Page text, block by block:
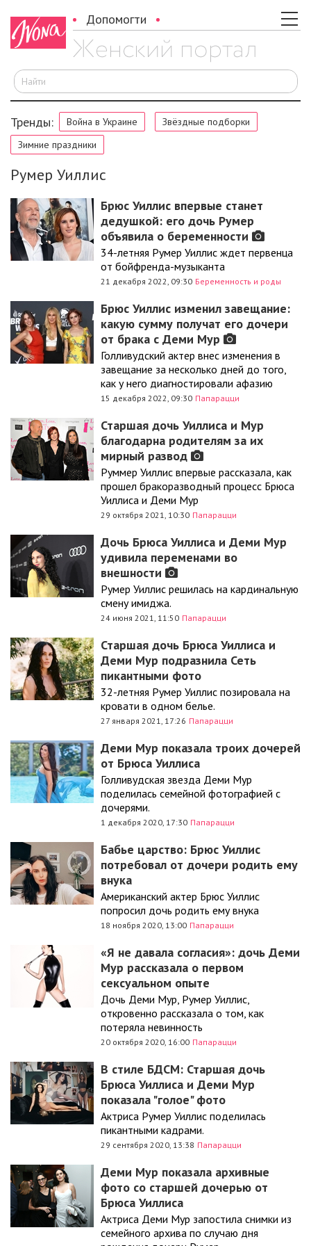
Допомогти
Тренды: Война в Украине
Звёздные подборки
Зимние праздники
Румер Уиллис
Брюс Уиллис впервые станет
дедушкой: его дочь Румер
объявила о беременности
34-летняя Румер Уиллис ждет первенца
от бойфренда-музыканта
21 декабря 2022, 09:30 Беременность и роды
Брюс Уиллис изменил завещание:
какую сумму получат его дочери
от брака с Деми Мур
Голливудский актер внес изменения в
завещание за несколько дней до того,
как у него диагностировали афазию
15 декабря 2022, 09:30 Папарацци
Старшая дочь Уиллиса и Мур
благодарна родителям за их
мирный развод
Руммер Уиллис впервые рассказала, как
прошел бракоразводный процесс Брюса
Уиллиса и Деми Мур
29 октября 2021, 10:30 Папарацци
Дочь Брюса Уиллиса и Деми Мур
удивила переменами во
внешности
Румер Уиллис решилась на кардинальную
смену имиджа.
24 июня 2021, 11:50 Папарацци
Старшая дочь Брюса Уиллиса и
Деми Мур подразнила Сеть
пикантными фото
32-летняя Румер Уиллис позировала на
кровати в одном белье.
27 января 2021, 17:26 Папарацци
Деми Мур показала троих дочерей
от Брюса Уиллиса
Голливудская звезда Деми Мур
поделилась семейной фотографией с
дочерями.
1 декабря 2020, 17:30 Папарацци
Бабье царство: Брюс Уиллис
потребовал от дочери родить ему
внука
Американский актер Брюс Уиллис
попросил дочь родить ему внука
18 ноября 2020, 13:00 Папарацци
«Я не давала согласия»: дочь Деми
Мур рассказала о первом
сексуальном опыте
Дочь Деми Мур, Румер Уиллис,
откровенно рассказала о том, как
потеряла невинность
20 октября 2020, 16:00 Папарацци
В стиле БДСМ: Старшая дочь
Брюса Уиллиса и Деми Мур
показала "голое" фото
Актриса Румер Уиллис поделилась
пикантными кадрами.
29 сентября 2020, 13:38 Папарацци
Деми Мур показала архивные
фото со старшей дочерью от
Брюса Уиллиса
Актриса Деми Мур запостила снимки из
семейного архива по случаю дня